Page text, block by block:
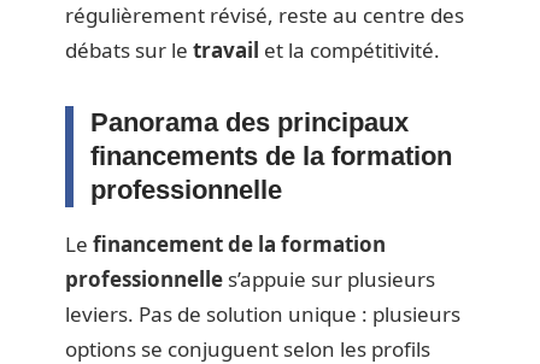
régulièrement révisé, reste au centre des
débats sur le travail et la compétitivité.
Panorama des principaux
financements de la formation
professionnelle
Le financement de la formation
professionnelle s’appuie sur plusieurs
leviers. Pas de solution unique : plusieurs
options se conjuguent selon les profils